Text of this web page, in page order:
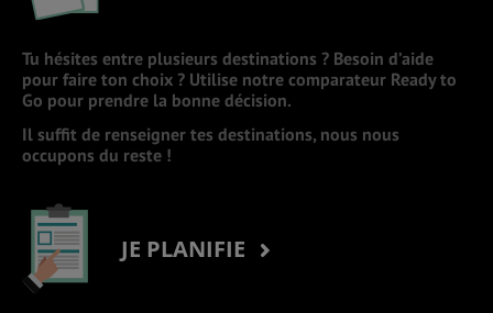
Tu hésites entre plusieurs destinations ? Besoin d’aide
pour faire ton choix ? Utilise notre comparateur Ready to
Go pour prendre la bonne décision.
Il suffit de renseigner tes destinations, nous nous
occupons du reste !
JE PLANIFIE